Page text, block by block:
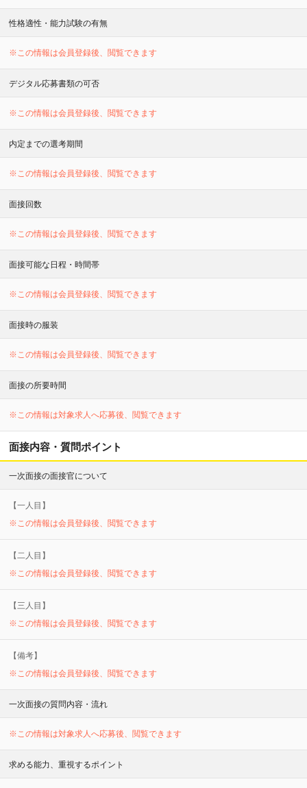
性格適性・能力試験の有無
※この情報は会員登録後、閲覧できます
デジタル応募書類の可否
※この情報は会員登録後、閲覧できます
内定までの選考期間
※この情報は会員登録後、閲覧できます
面接回数
※この情報は会員登録後、閲覧できます
面接可能な日程・時間帯
※この情報は会員登録後、閲覧できます
面接時の服装
※この情報は会員登録後、閲覧できます
面接の所要時間
※この情報は対象求人へ応募後、閲覧できます
面接内容・質問ポイント
一次面接の面接官について
【一人目】
※この情報は会員登録後、閲覧できます
【二人目】
※この情報は会員登録後、閲覧できます
【三 人目】
※この情報は会員登録後、閲覧できます
【備考】
※この情報は会員登録後、閲覧できます
一次面接の質問内容・流れ
※この情報は対象求人へ応募後、閲覧できます
求める能力、重視するポイント